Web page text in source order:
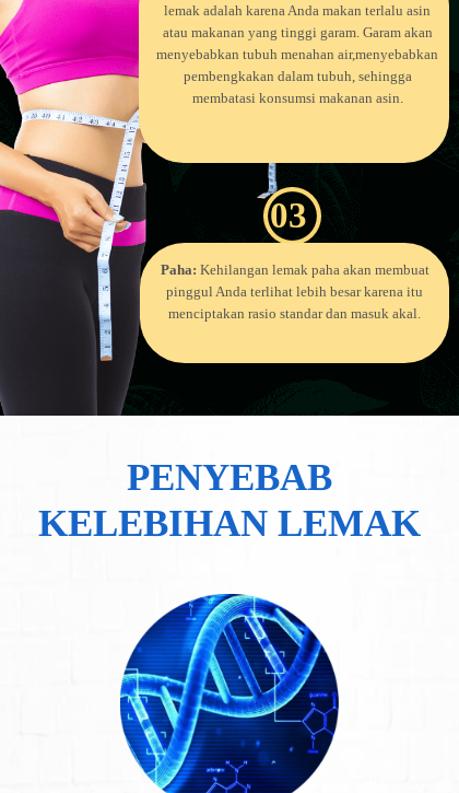
lemak adalah karena Anda makan terlalu asin
atau makanan yang tinggi garam. Garam akan
menyebabkan tubuh menahan air,menyebabkan
pembengkakan dalam tubuh, sehingga
membatasi konsumsi makanan asin.
03
Paha: Kehilangan lemak paha akan membuat
pinggul Anda terlihat lebih besar karena itu
menciptakan rasio standar dan masuk akal.
PENYEBAB
KELEBIHAN LEMAK